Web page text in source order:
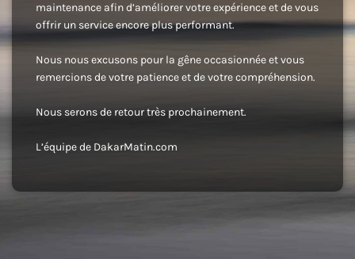
maintenance afin d’améliorer votre expérience et de vous
offrir un service encore plus performant.
Nous nous excusons pour la gêne occasionnée et vous
remercions de votre patience et de votre compréhension.
Nous serons de retour très prochainement.
L’équipe de DakarMatin.com